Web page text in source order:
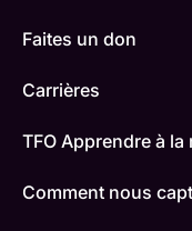
Faites un don
Carrières
TFO Apprendre à la
Comment nous